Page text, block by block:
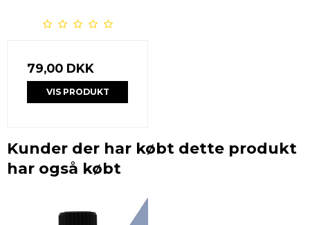
79,00 DKK
VIS PRODUKT
Kunder der har købt dette produkt
har også købt